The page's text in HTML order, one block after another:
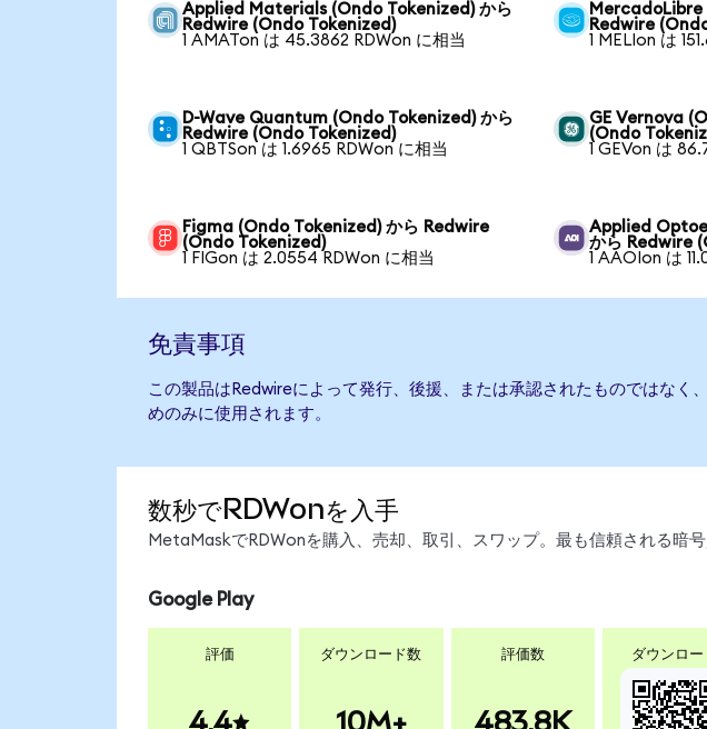
Applied Materials (Ondo Tokenized) から
Redwire (Ondo Tokenized)
1 AMATon は 45.3862 RDWon に相当
MercadoLibre
Redwire
1 MELIon は
D-Wave Quantum (Ondo Tokenized) から
Redwire (Ondo Tokenized)
1 QBTSon は 1.6965 RDWon に相当
GE Vernova
(Ondo
1 GEVon は
Figma (Ondo Tokenized) から Redwire
(Ondo Tokenized)
1 FIGon は 2.0554 RDWon に相当
Applied
から Redwire
1 AAOIon は
免責事項
この製品はRedwireによって発行、後援、または承認されたものではな
めのみに使用されます。
数秒でRDWonを入手
MetaMaskでRDWonを購入、売却、取引、スワップ。最も信頼される暗号
Google Play
評価
4.4
ダウンロード数
10M+
評価数
483.8K
ダウンロー